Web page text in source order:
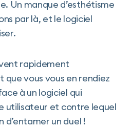
Un manque d’esthétisme
par là, et le logiciel
rapidement
que vous vous en rendiez
à un logiciel qui
utilisateur et contre lequel
d’entamer un duel !